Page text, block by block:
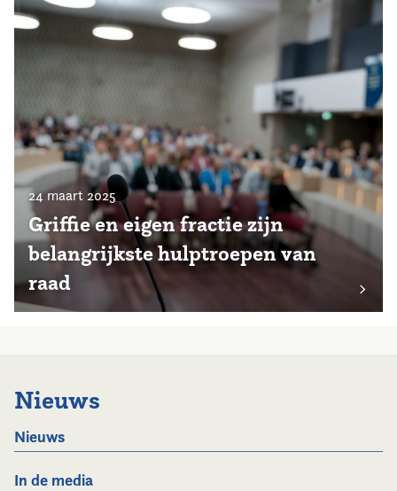
24 maart 2025
Griffie en eigen fractie zijn
belangrijkste hulptroepen van
raad
Nieuws
Nieuws
In de media